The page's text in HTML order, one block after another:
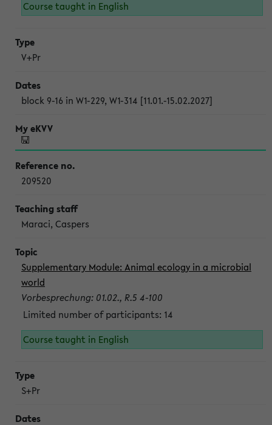
Course taught in English
V+Pr
block 9-16 in W1-229, W1-314 [11.01.-15.02.2027]
209520
Maraci, Caspers
Supplementary Module: Animal ecology in a microbial
world
Vorbesprechung: 01.02., R.5 4-100
Limited number of participants: 14
Course taught in English
S+Pr